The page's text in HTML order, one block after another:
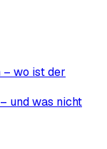
– wo ist der
und was nicht